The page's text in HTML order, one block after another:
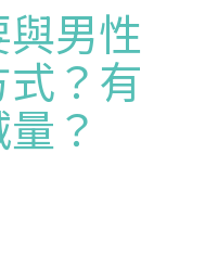
男性
？有
？